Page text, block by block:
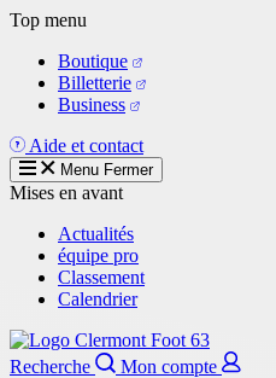
Aller
contenu
principal
Top menu
Boutique
Billetterie
Business
Aide et contact
Menu Fermer
Mises en avant
Actualités
équipe pro
Classement
Calendrier
Recherche
Mon compte